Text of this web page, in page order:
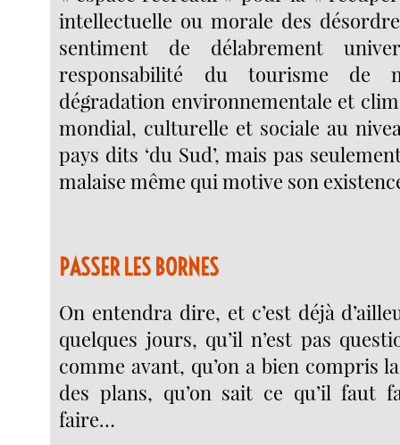
intellectuelle ou morale des
sentiment de délabrement
responsabilité du tourisme de
dégradation environnementale et
mondial, culturelle et sociale au
pays dits ‘du Sud’, mais pas
malaise même qui motive son
PASSER LES BORNES
On entendra dire, et c’est déjà
quelques jours, qu’il n’est pas
comme avant, qu’on a bien compris
des plans, qu’on sait ce qu’il faut
faire…